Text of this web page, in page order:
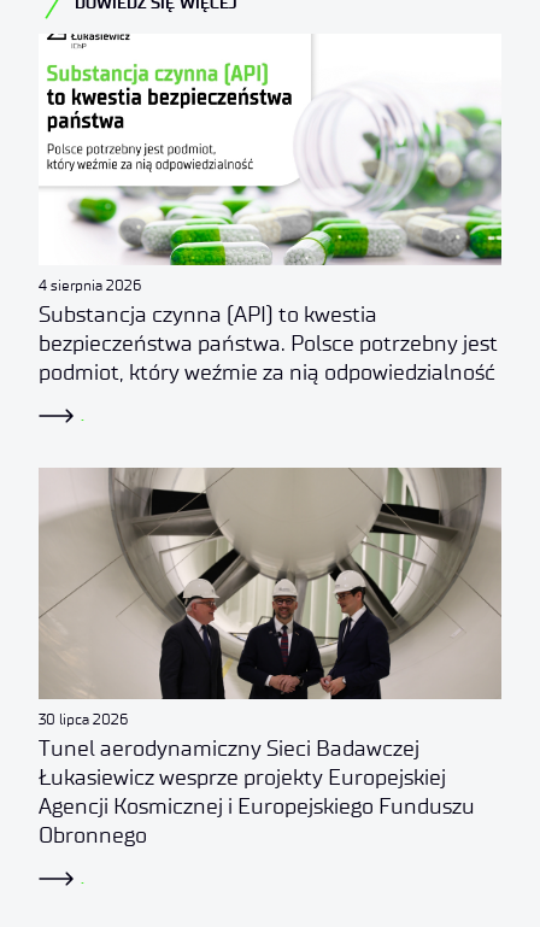
Substancja czynna (API) to kwestia
bezpieczeństwa państwa. Polsce potrzebny jest
podmiot, który weźmie za nią odpowiedzialność
4 sierpnia 2026
Tunel aerodynamiczny Sieci Badawczej
Łukasiewicz wesprze projekty Europejskiej
Agencji Kosmicznej i Europejskiego Funduszu
Obronnego
30 lipca 2026